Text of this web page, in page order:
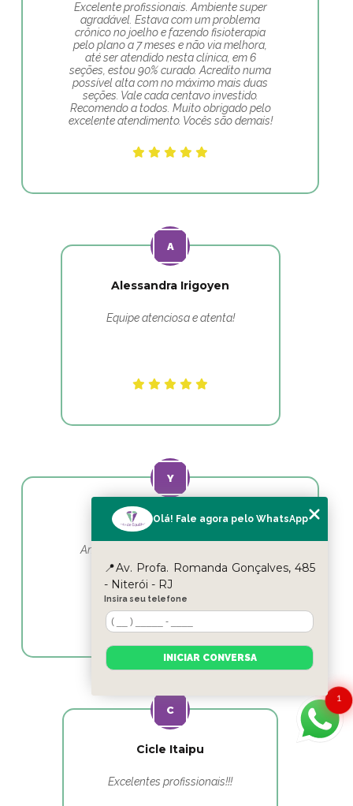
Excelente profissionais. Ambiente super
agradável. Estava com um problema
crônico no joelho e fazendo fisioterapia
pelo plano a 7 meses e não via melhora,
até ser atendido nesta clínica, em 6
seções, estou 90% curado. Acredito numa
possível alta com no máximo mais duas
seções. Vale cada centavo investido.
Recomendo a todos. Muito obrigado pelo
excelente atendimento. Vocês são demais!
Alessandra Irigoyen
Equipe atenciosa e atenta!
Yasmin Moura
Amo esse lugar e as profissionais em
fisioterapia as melhores
Cicle Itaipu
Excelentes profissionais!!!
1
Olá! Fale agora pelo WhatsApp
📍Av. Profa. Romanda Gonçalves, 485
- Niterói - RJ
Insira seu telefone
INICIAR CONVERSA